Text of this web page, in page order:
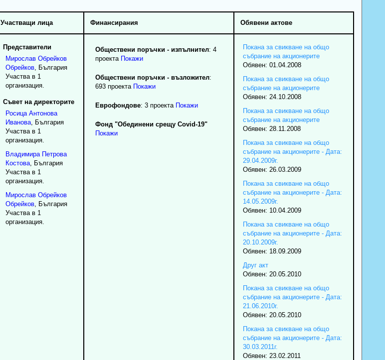
Участващи лица Финансирания Обявени актове
Представители
Мирослав Обрейков
Обрейков, България
Участва в 1
организация.
Съвет на директорите
Росица Антонова
Иванова, България
Участва в 1
организация.
Владимира Петрова
Костова, България
Участва в 1
организация.
Мирослав Обрейков
Обрейков, България
Участва в 1
организация.
Обществени поръчки - изпълнител: 4
проекта Покажи
Обществени поръчки - възложител:
693 проекта Покажи
Еврофондове: 3 проекта Покажи
Фонд "Обединени срещу Covid-19"
Покажи
Покана за свикване на общо
събрание на акционерите
Обявен: 01.04.2008
Покана за свикване на общо
събрание на акционерите
Обявен: 24.10.2008
Покана за свикване на общо
събрание на акционерите
Обявен: 28.11.2008
Покана за свикване на общо
събрание на акционерите - Дата:
29.04.2009г.
Обявен: 26.03.2009
Покана за свикване на общо
събрание на акционерите - Дата:
14.05.2009г.
Обявен: 10.04.2009
Покана за свикване на общо
събрание на акционерите - Дата:
20.10.2009г.
Обявен: 18.09.2009
Друг акт
Обявен: 20.05.2010
Покана за свикване на общо
събрание на акционерите - Дата:
21.06.2010г.
Обявен: 20.05.2010
Покана за свикване на общо
събрание на акционерите - Дата:
30.03.2011г.
Обявен: 23.02.2011